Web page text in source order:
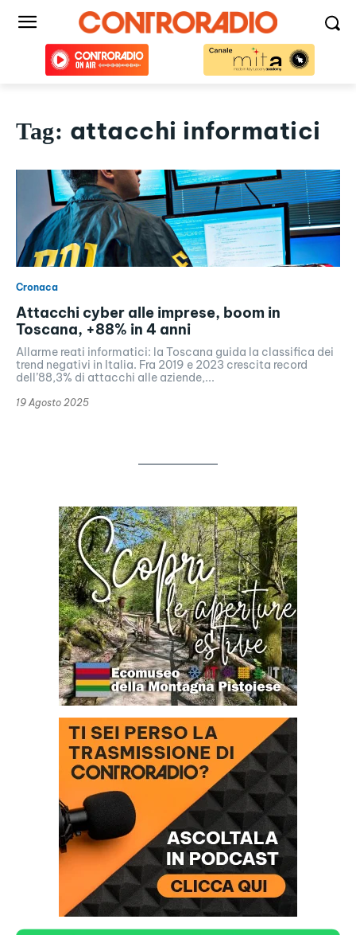
Tag: attacchi informatici
Cronaca
Attacchi cyber alle imprese, boom in
Toscana, +88% in 4 anni
Allarme reati informatici: la Toscana guida la classifica dei
trend negativi in Italia. Fra 2019 e 2023 crescita record
dell’88,3% di attacchi alle aziende,...
19 Agosto 2025